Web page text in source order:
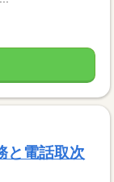
と電話取次